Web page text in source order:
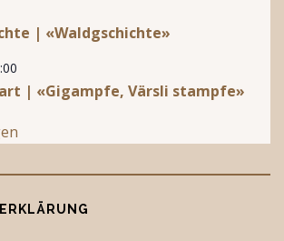
| «Waldgschichte»
| «Gigampfe, Värsli stampfe»